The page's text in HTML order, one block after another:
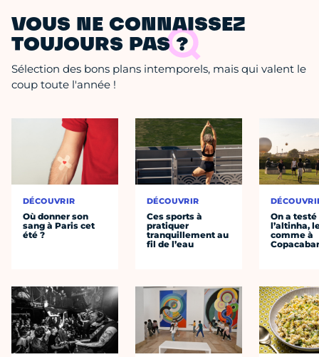
VOUS NE CONNAISSEZ
TOUJOURS PAS ?
Sélection des bons plans intemporels, mais qui valent le
coup toute l'année !
DÉCOUVRIR
Où donner son
sang à Paris cet
été ?
DÉCOUVRIR
Ces sports à
pratiquer
tranquillement au
fil de l’eau
On a testé
l’altinha,
comme à